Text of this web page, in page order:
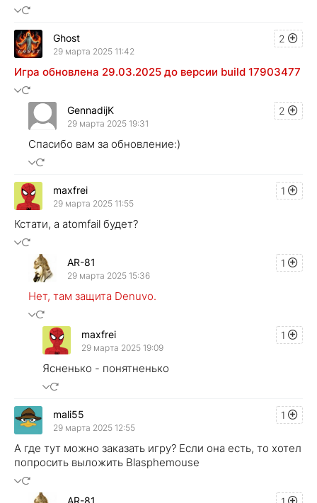
2
Ghost
29 марта 2025 11:42
Игра обновлена 29.03.2025 до версии build 17903477
2
GennadijK
29 марта 2025 19:31
Спасибо вам за обновление:)
1
maxfrei
29 марта 2025 11:55
Кстати, а atomfail будет?
1
AR-81
29 марта 2025 15:36
Нет, там защита Denuvo.
1
maxfrei
29 марта 2025 19:09
Ясненько - понятненько
1
mali55
29 марта 2025 12:55
А где тут можно заказать игру? Если она есть, то хотел
попросить выложить Blasphemouse
AR-81